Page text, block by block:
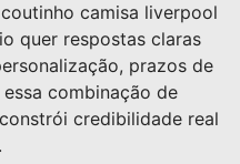
camisa liverpool
quer respostas claras
prazos de
combinação de
credibilidade real